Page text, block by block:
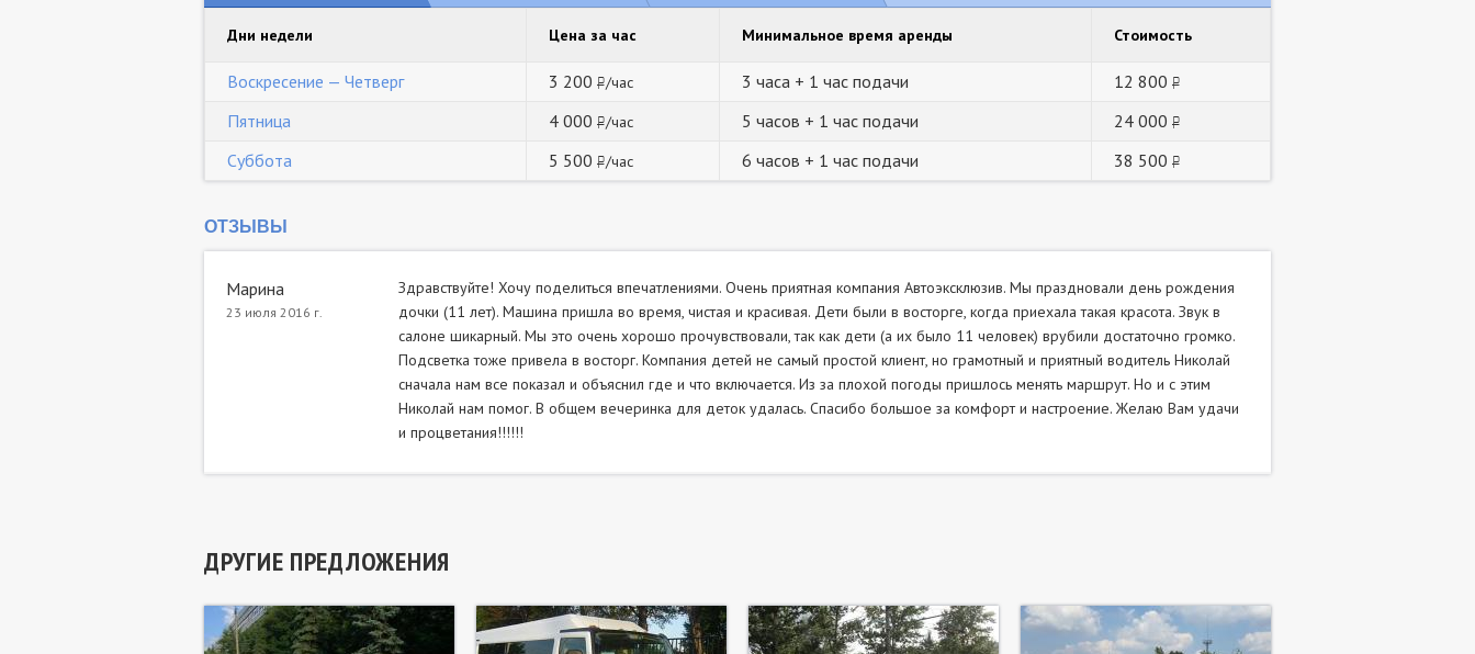
Дни недели Цена за час Минимальное время аренды Стоимость
Воскресение — Четверг 3 200 руб.
/час 3 часа + 1 час подачи 12 800 руб.
Пятница 4 000 руб.
/час 5 часов + 1 час подачи 24 000 руб.
Суббота 5 500 руб.
/час 6 часов + 1 час подачи 38 500 руб.
ОТЗЫВЫ
Марина
23 июля 2016 г.
Здравствуйте! Хочу поделиться впечатлениями. Очень приятная компания Автоэксклюзив. Мы праздновали день рождения
дочки (11 лет). Машина пришла во время, чистая и красивая. Дети были в восторге, когда приехала такая красота. Звук в
салоне шикарный. Мы это очень хорошо прочувствовали, так как дети (а их было 11 человек) врубили достаточно громко.
Подсветка тоже привела в восторг. Компания детей не самый простой клиент, но грамотный и приятный водитель Николай
сначала нам все показал и объяснил где и что включается. Из за плохой погоды пришлось менять маршрут. Но и с этим
Николай нам помог. В общем вечеринка для деток удалась. Спасибо большое за комфорт и настроение. Желаю Вам удачи
и процветания!!!!!!
ДРУГИЕ ПРЕДЛОЖЕНИЯ